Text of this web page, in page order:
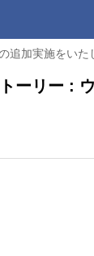
追加実施をいた
ーリー :